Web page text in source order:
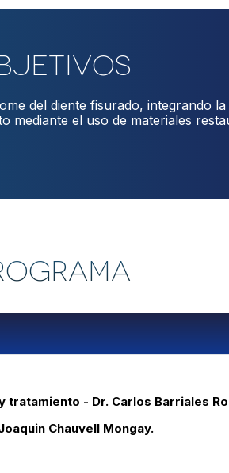
del diente fisurado, integrando
mediante el uso de materiales
- Dr. Carlos Barriales
Chauvell Mongay.